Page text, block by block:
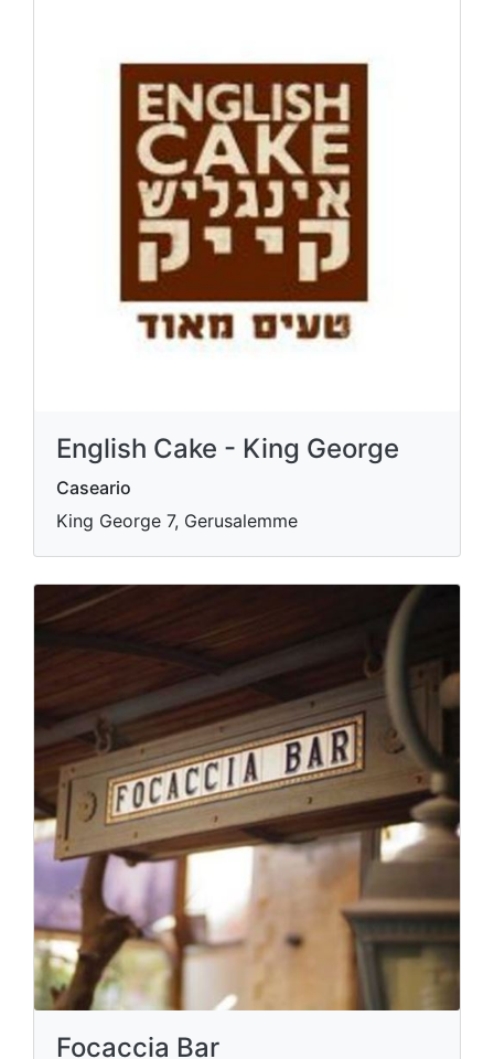
English Cake - King George
Caseario
King George 7, Gerusalemme
Focaccia Bar